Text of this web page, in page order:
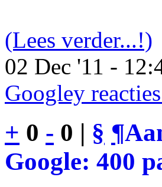
(Lees verder...!)
02 Dec '11 -
Googley
+ 0 - 0 | § ¶
Google: 400